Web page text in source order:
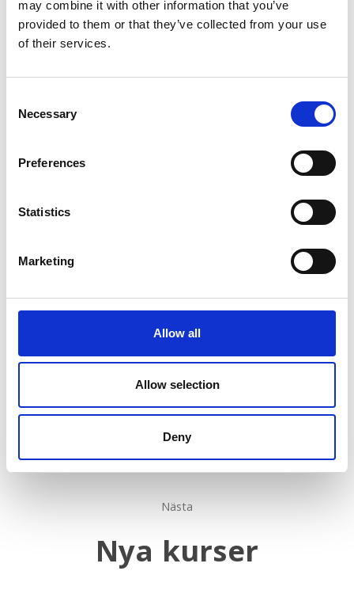
may combine it with other information that you’ve
provided to them or that they’ve collected from your use
of their services.
Selection
Necessary
Preferences
Statistics
Marketing
Allow all
Allow selection
Deny
inlägg:
Nästa
Nästa
inlägg:
Nya kurser